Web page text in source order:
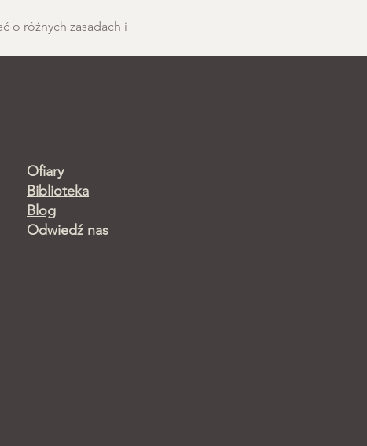
o różnych zasadach i
Ofiary
Biblioteka
Blog
Odwiedź nas